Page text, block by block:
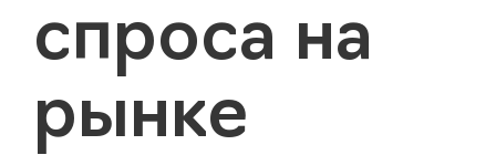
спроса на
рынке